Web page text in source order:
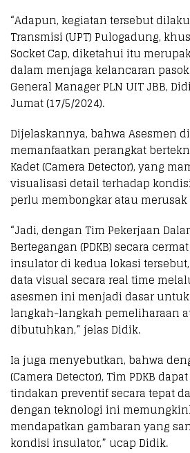
“Adapun, kegiatan tersebut
Transmisi (UPT) Pulogadung,
Socket Cap, diketahui itu
dalam menjaga kelancaran
General Manager PLN UIT JBB,
Jumat (17/5/2024).
Dijelaskannya, bahwa Asesmen
memanfaatkan perangkat
Kadet (Camera Detector), yang
visualisasi detail terhadap
perlu membongkar atau
“Jadi, dengan Tim Pekerjaan
Bertegangan (PDKB) secara
insulator di kedua lokasi
data visual secara real time
asesmen ini menjadi dasar
langkah-langkah pemeliharaan
dibutuhkan,” jelas Didik.
Ia juga menyebutkan, bahwa
(Camera Detector), Tim PDKB
tindakan preventif secara tepat
dengan teknologi ini
mendapatkan gambaran yang
kondisi insulator,” ucap Didik.